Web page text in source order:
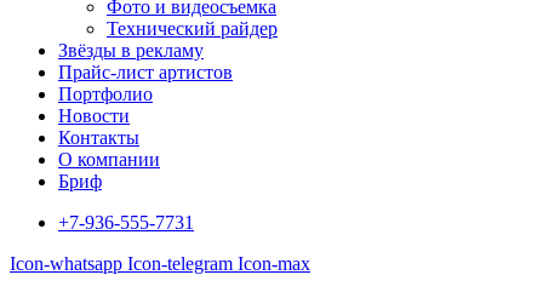
Фото и видеосъемка
Технический райдер
Звёзды в рекламу
Прайс-лист артистов
Портфолио
Новости
Контакты
О компании
Бриф
+7-936-555-7731
Icon-whatsapp Icon-telegram Icon-max